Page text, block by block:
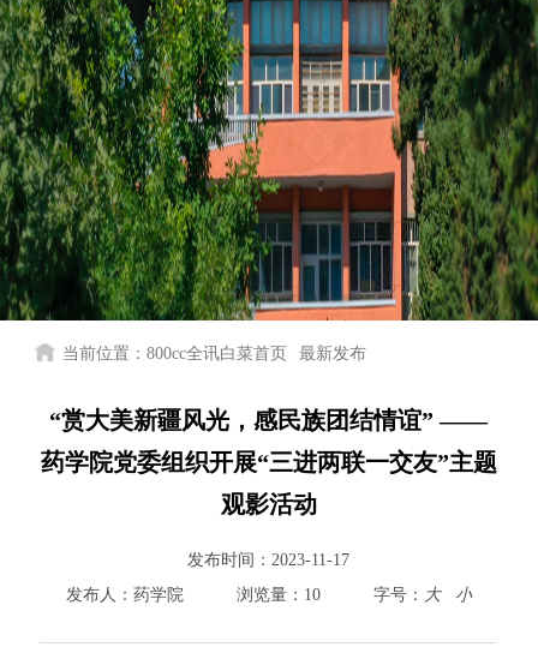
科学研究
当前位置：800cc全讯白菜首页 最新发布
“赏大美新疆风光，感民族团结情谊” ——
药学院党委组织开展“三进两联一交友”主题
观影活动
发布时间： 2023-11-17
发布人： 药学院 浏览量： 10 字号： 大 小